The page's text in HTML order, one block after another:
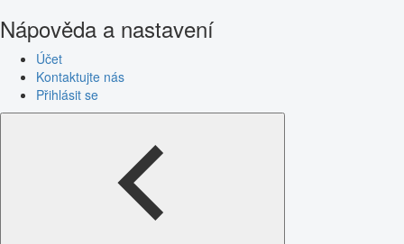
Nápověda a nastavení
Účet
Kontaktujte nás
Přihlásit se